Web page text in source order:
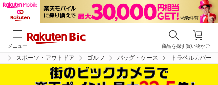
買い物かご
商品を探す
メニュー
スポーツ・アウトドア ゴルフ バッグ・ケース トラベルカバー